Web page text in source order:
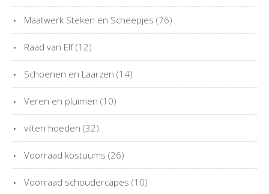
Maatwerk Steken en Scheepjes (76)
Raad van Elf (12)
Schoenen en Laarzen (14)
Veren en pluimen (10)
vilten hoeden (32)
Voorraad kostuums (26)
Voorraad schoudercapes (10)